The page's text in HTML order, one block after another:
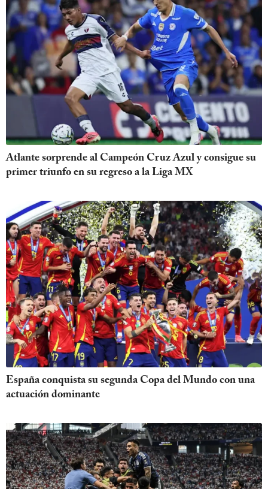
Atlante sorprende al Campeón Cruz Azul y consigue su
primer triunfo en su regreso a la Liga MX
España conquista su segunda Copa del Mundo con una
actuación dominante